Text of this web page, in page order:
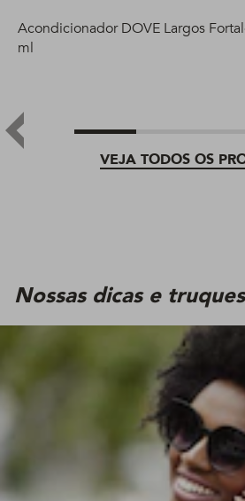
VEJA TODOS OS
Acondicionador DOVE Largos
ml
Nossas dicas e truques